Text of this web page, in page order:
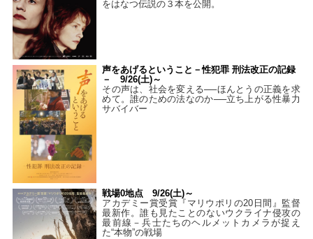
をはなつ伝説の３本を公開。
声をあげるということ－性犯罪 刑法改正の記録
－ 9/26(土)～
その声は、社会を変える──ほんとうの正義を求
めて。誰のための法なのか──立ち上がる性暴力
サバイバー
戦場0地点 9/26(土)～
アカデミー賞受賞『マリウポリの20日間』監督
最新作。誰も見たことのないウクライナ侵攻の
最前線－兵士たちのヘルメットカメラが捉え
た“本物”の戦場